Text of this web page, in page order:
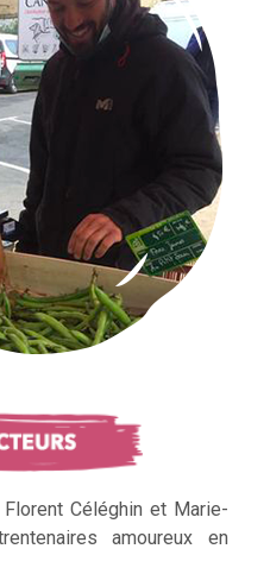
Céléghin et Marie-
amoureux en